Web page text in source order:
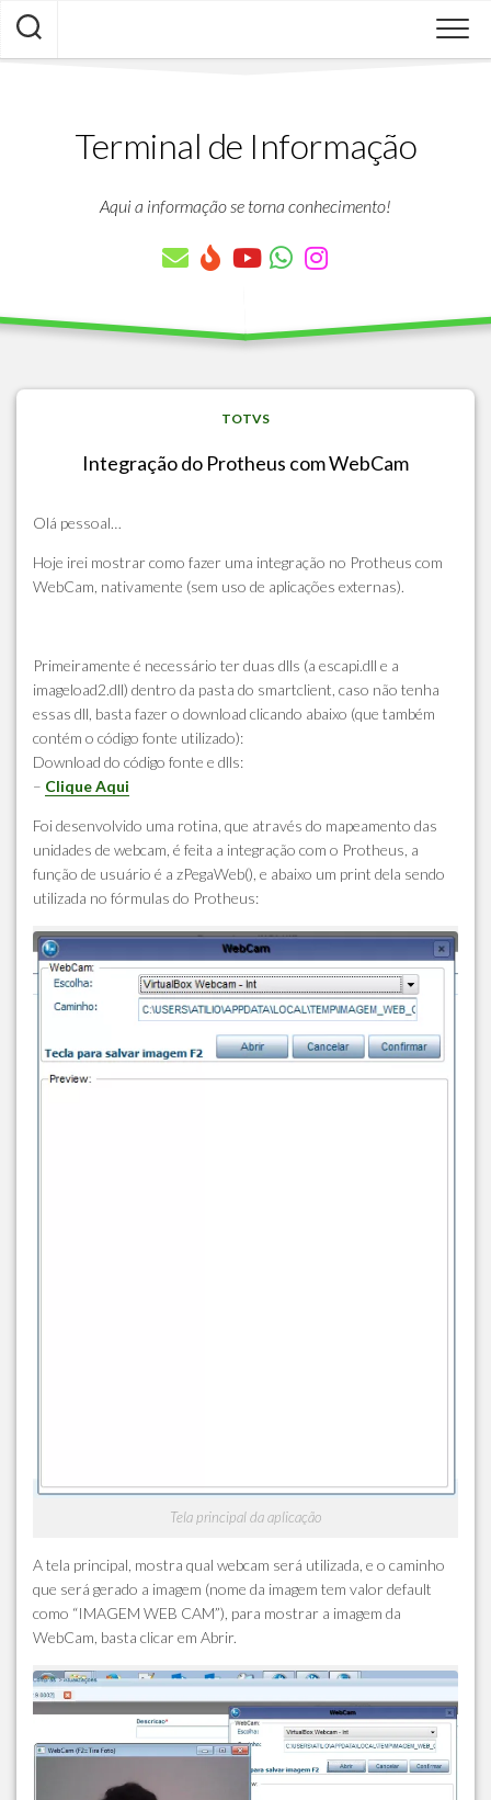
Skip
content
Terminal de Informação
Aqui a informação se torna conhecimento!
TOTVS
Integração do Protheus com WebCam
Olá pessoal…
Hoje irei mostrar como fazer uma integração no Protheus com
WebCam, nativamente (sem uso de aplicações externas).
Primeiramente é necessário ter duas dlls (a escapi.dll e a
imageload2.dll) dentro da pasta do smartclient, caso não tenha
essas dll, basta fazer o download clicando abaixo (que também
contém o código fonte utilizado):
Download do código fonte e dlls:
– Clique Aqui
Foi desenvolvido uma rotina, que através do mapeamento das
unidades de webcam, é feita a integração com o Protheus, a
função de usuário é a zPegaWeb(), e abaixo um print dela sendo
utilizada no fórmulas do Protheus:
Tela principal da aplicação
A tela principal, mostra qual webcam será utilizada, e o caminho
que será gerado a imagem (nome da imagem tem valor default
como “IMAGEM WEB CAM”), para mostrar a imagem da
WebCam, basta clicar em Abrir.